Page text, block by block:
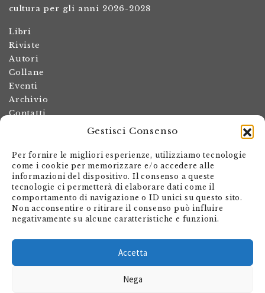
Gestisci Consenso
Per fornire le migliori esperienze, utilizziamo tecnologie
come i cookie per memorizzare e/o accedere alle
informazioni del dispositivo. Il consenso a queste
tecnologie ci permetterà di elaborare dati come il
comportamento di navigazione o ID unici su questo sito.
Non acconsentire o ritirare il consenso può influire
negativamente su alcune caratteristiche e funzioni.
Accetta
Nega
cultura per gli anni 2026-2028
Libri
Riviste
Autori
Collane
Eventi
Archivio
Contatti
Termini e condizioni
Spese di spedizione
Politica dei resi
Informativa sulla privacy
Il mio account
Carrello
Via Giovanni Antonio Orelli 29
Casella postale 563